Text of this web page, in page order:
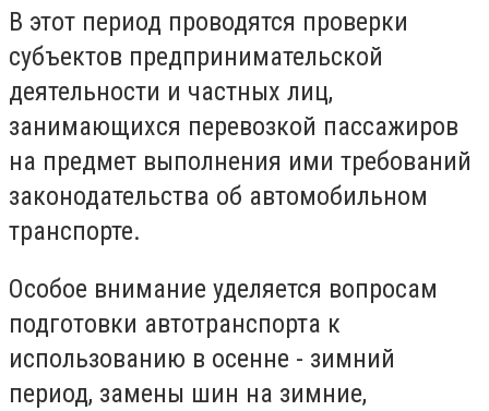
В этот период проводятся проверки
субъектов предпринимательской
деятельности и частных лиц,
занимающихся перевозкой пассажиров
на предмет выполнения ими требований
законодательства об автомобильном
транспорте.
Особое внимание уделяется вопросам
подготовки автотранспорта к
использованию в осенне - зимний
период, замены шин на зимние,